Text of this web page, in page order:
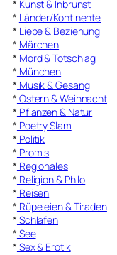
* Kunst & Inbrunst
* Länder/Kontinente
* Liebe & Beziehung
* Märchen
* Mord & Totschlag
* München
* Musik & Gesang
* Ostern & Weihnacht
* Pflanzen & Natur
* Poetry Slam
* Politik
* Promis
* Regionales
* Religion & Philo
* Reisen
* Rüpeleien & Tiraden
* Schlafen
* See
* Sex & Erotik